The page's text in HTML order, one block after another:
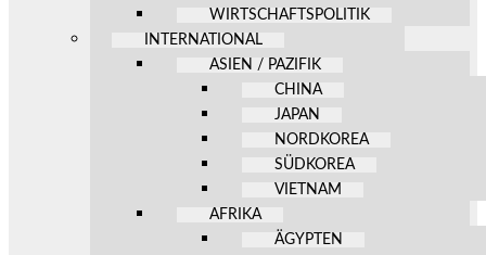
WIRTSCHAFTSPOLITIK
INTERNATIONAL
ASIEN / PAZIFIK
CHINA
JAPAN
NORDKOREA
SÜDKOREA
VIETNAM
AFRIKA
ÄGYPTEN